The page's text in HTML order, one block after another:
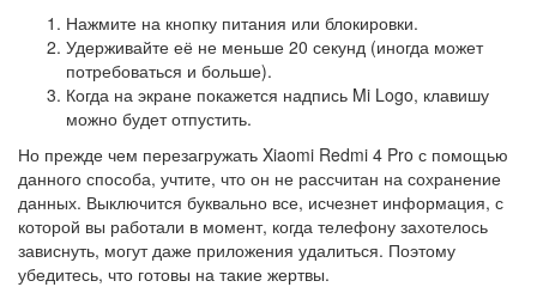
Нажмите на кнопку питания или блокировки.
Удерживайте её не меньше 20 секунд (иногда может
потребоваться и больше).
Когда на экране покажется надпись Mi Logo, клавишу
можно будет отпустить.
Но прежде чем перезагружать Xiaomi Redmi 4 Pro с помощью
данного способа, учтите, что он не рассчитан на сохранение
данных. Выключится буквально все, исчезнет информация, с
которой вы работали в момент, когда телефону захотелось
зависнуть, могут даже приложения удалиться. Поэтому
убедитесь, что готовы на такие жертвы.